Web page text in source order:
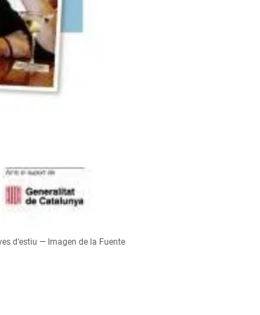
d’estiu — Imagen de la Fuente